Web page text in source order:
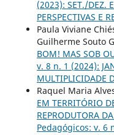
(2023): SET./DEZ.
PERSPECTIVAS E
Paula Viviane
Guilherme Souto
BOM! MAS SOB
v. 8 n. 1 (2024):
MULTIPLICIDADE
Raquel Maria
EM TERRITÓRIO
REPRODUTORA
Pedagógicos: v. 6